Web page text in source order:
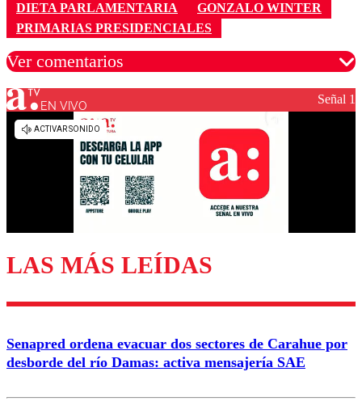
DIETA PARLAMENTARIA
GONZALO WINTER
PRIMARIAS PRESIDENCIALES
Ver comentarios
Los comentarios son moderados para garantizar un
diálogo respetuoso.
Enviar comentario
EN VIVO Señal 1
LAS MÁS LEÍDAS
Senapred ordena evacuar dos sectores de Carahue por
desborde del río Damas: activa mensajería SAE